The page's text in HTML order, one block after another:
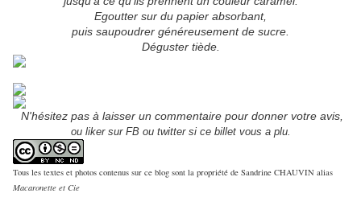
Egoutter sur du papier absorbant,
puis saupoudrer généreusement de sucre.
Déguster tiède.
N'hésitez pas à laisser un commentaire pour donner votre avis,
ou liker sur FB ou twitter si ce billet vous a plu.
Tous les textes et photos contenus sur ce blog sont la propriété de Sandrine CHAUVIN alias
Macaronette et Cie